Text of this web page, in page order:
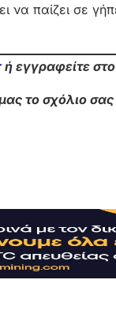
να παίζει σε
ή εγγραφείτε
το σχόλιο